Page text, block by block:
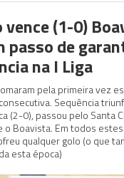
(1-0)
passo de
na I Liga
pela primeira vez
Sequência
(2-0), passou pelo Santa
o Boavista. Em todos
qualquer golo (o que
esta época)